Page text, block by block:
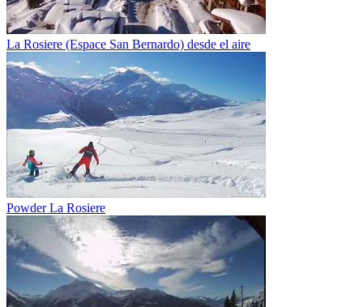
La Rosiere (Espace San Bernardo) desde el aire
Powder La Rosiere